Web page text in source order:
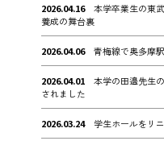
2026.04.16
本学卒業生の東
養成の舞台裏
2026.04.06 青梅線で奥多摩駅
2026.04.01
本学の田邉先生
されました
2026.03.24 学生ホールをリ